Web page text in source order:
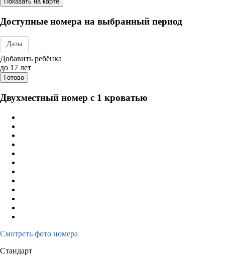
Доступные номера на выбранный период
Даты
Дата заезда - отъезда
Добавить ребёнка
до 17 лет
Готово
Двухместный номер с 1 кроватью
Смотреть фото номера
Стандарт